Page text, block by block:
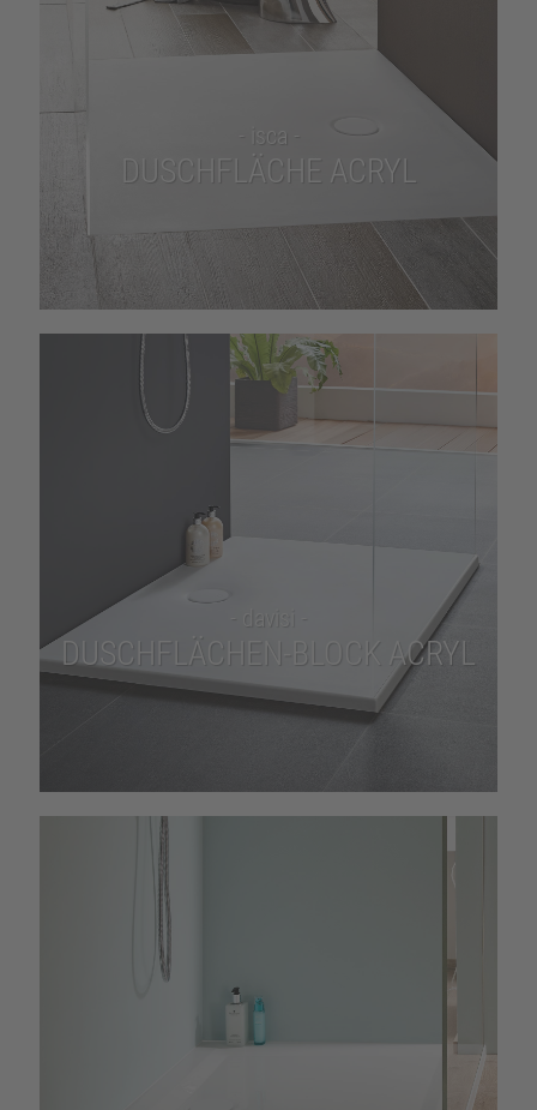
- isca -
DUSCHFLÄCHE ACRYL
- davisi -
DUSCHFLÄCHEN-BLOCK ACRYL